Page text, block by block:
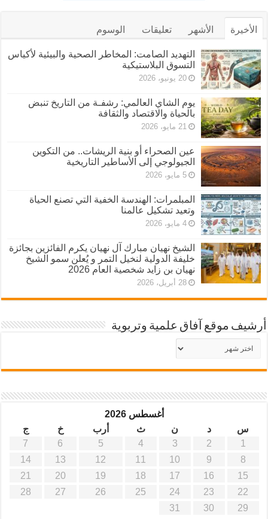
الأخيرة الأشهر تعليقات الوسوم
التهديد الصامت: المخاطر الصحية والبيئية لأكياس
التسوق البلاستيكية
20 يونيو، 2026
يوم الشاي العالمي: رشفـة من التاريخ تنبض
بالحياة والاقتصاد والثقافة
21 مايو، 2026
عين الصحراء أو بنية الريشات.. من التكوين
الجيولوجي إلى الأساطير التاريخية
5 مايو، 2026
المبلمرات: الهندسة الخفية التي تصنع الحياة
وتعيد تشكيل عالمنا
4 مايو، 2026
الشيخ نهيان مبارك آل نهيان يكرم الفائزين بجائزة
خليفة الدولية لنخيل التمر و يُعلن سمو الشيخ
نهيان بن زايد شخصية العام 2026
28 أبريل، 2026
أرشيف موقع آفاق علمية وتربوية
أرشيف
موقع
أغسطس 2026
س
د ن ث أرب خ
ج
1
2
3
4
5
6
7
8
9
10
11
12
13
14
15
16
17
18
19
20
21
22
23
24
25
26
27
28
29
30
31